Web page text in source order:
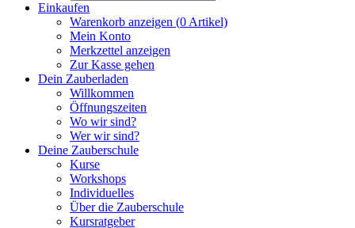
Einkaufen
Warenkorb anzeigen (0 Artikel)
Mein Konto
Merkzettel anzeigen
Zur Kasse gehen
Dein Zauberladen
Willkommen
Öffnungszeiten
Wo wir sind?
Wer wir sind?
Deine Zauberschule
Kurse
Workshops
Individuelles
Über die Zauberschule
Kursratgeber